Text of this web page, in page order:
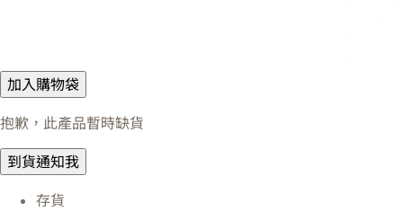
加入購物袋
抱歉，此產品暫時缺貨
到貨通知我
存貨